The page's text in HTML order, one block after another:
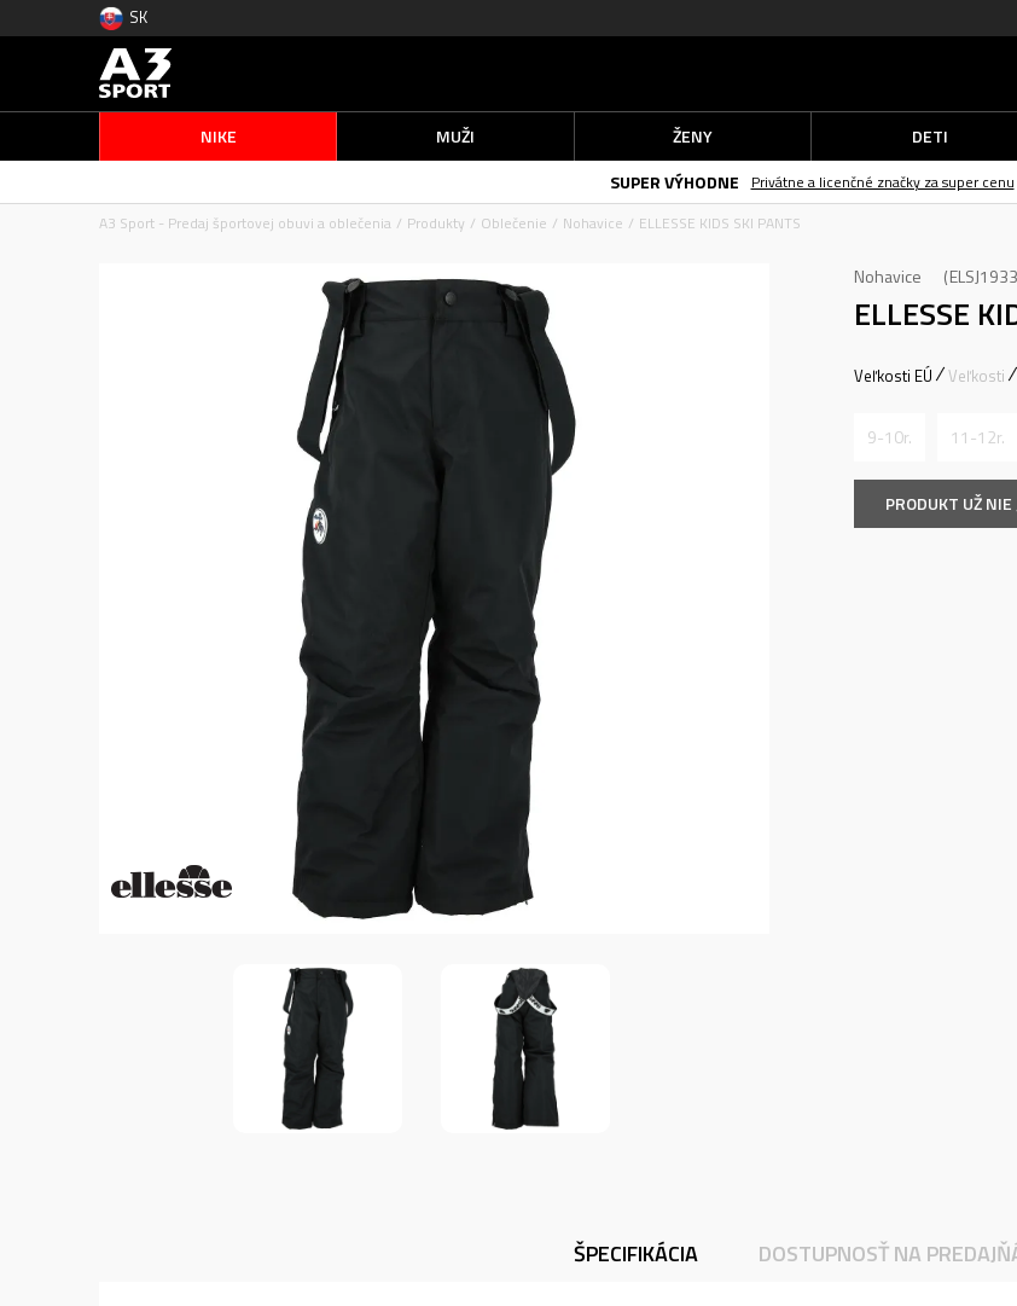
SK
NIKE MUŽI ŽENY DETI
SUPER VÝHODNE
Privátne a licenčné značky za super cenu
A3 Sport - Predaj športovej obuvi a oblečenia
Produkty Oblečenie Nohavice ELLESSE KIDS SKI PANTS
Nohavice
ELLESSE
Veľkosti EÚ Veľkosti
9-10r. 11-12r.
PRODUKT UŽ
ŠPECIFIKÁCIA DOSTUPNOSŤ NA